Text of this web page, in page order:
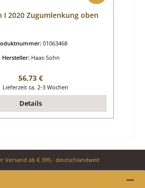
I 2020 Zugumlenkung oben
01063468
Hersteller: Haas-Sohn
Regulärer Preis:
56,73 €
Lieferzeit ca. 2-3 Wochen
Details
Versand ab € 399,- deutschlandweit